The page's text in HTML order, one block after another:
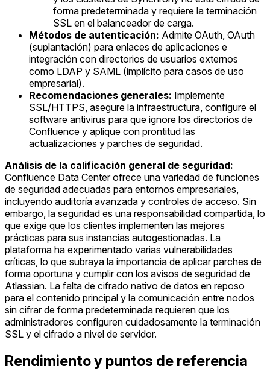
forma predeterminada y requiere la terminación
SSL en el balanceador de carga.
Métodos de autenticación: Admite OAuth, OAuth
(suplantación) para enlaces de aplicaciones e
integración con directorios de usuarios externos
como LDAP y SAML (implícito para casos de uso
empresarial).
Recomendaciones generales: Implemente
SSL/HTTPS, asegure la infraestructura, configure el
software antivirus para que ignore los directorios de
Confluence y aplique con prontitud las
actualizaciones y parches de seguridad.
Análisis de la calificación general de seguridad:
Confluence Data Center ofrece una variedad de funciones
de seguridad adecuadas para entornos empresariales,
incluyendo auditoría avanzada y controles de acceso. Sin
embargo, la seguridad es una responsabilidad compartida, lo
que exige que los clientes implementen las mejores
prácticas para sus instancias autogestionadas. La
plataforma ha experimentado varias vulnerabilidades
críticas, lo que subraya la importancia de aplicar parches de
forma oportuna y cumplir con los avisos de seguridad de
Atlassian. La falta de cifrado nativo de datos en reposo
para el contenido principal y la comunicación entre nodos
sin cifrar de forma predeterminada requieren que los
administradores configuren cuidadosamente la terminación
SSL y el cifrado a nivel de servidor.
Rendimiento y puntos de referencia